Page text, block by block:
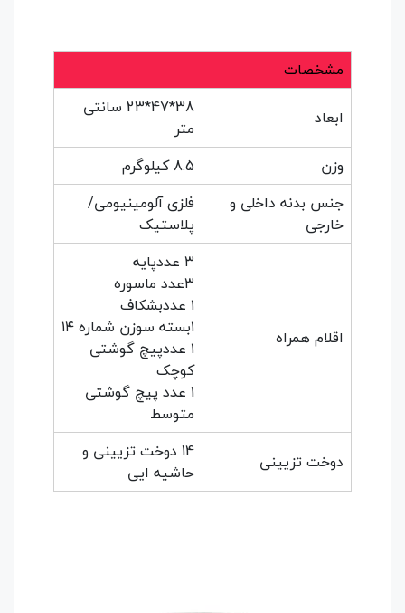
مشخصات
ابعاد
38*47*23 سانتی
متر
وزن
8.5 کیلوگرم
جنس بدنه داخلی و
خارجی
فلزی آلومینیومی/
پلاستیک
اقلام همراه
۳ عددپایه
۳عدد ماسوره
۱ عددبشکاف
۱بسته سوزن شماره ۱۴
۱ عددپیچ گوشتی
کوچک
1 عدد پیچ گوشتی
متوسط
دوخت تزیینی
14 دوخت تزیینی و
حاشیه ایی